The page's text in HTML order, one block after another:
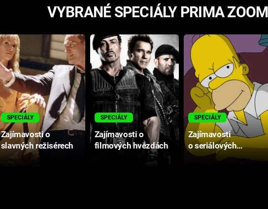
VYBRANÉ SPECIÁLY PRIMA ZOOM
SPECIÁLY
Zajímavosti o
slavných režisérech
SPECIÁLY
Zajímavosti o
filmových hvězdách
SPECIÁLY
Zajímavosti
o seriálových
postavách